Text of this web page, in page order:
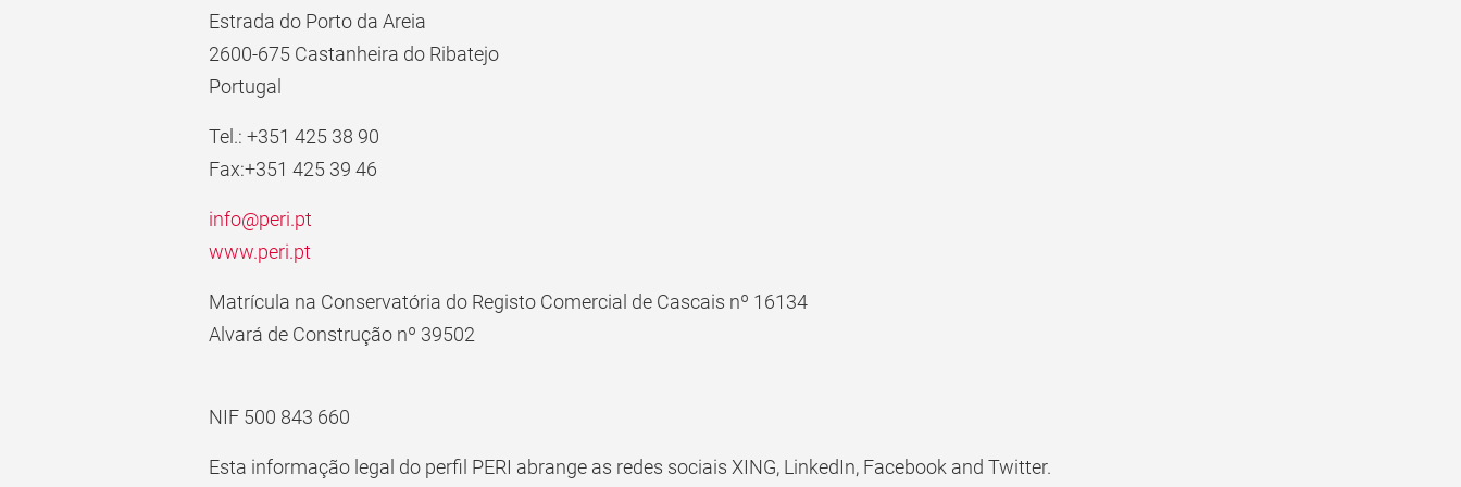
Estrada do Porto da Areia
2600-675 Castanheira do Ribatejo
Portugal
Tel.: +351 425 38 90
Fax:+351 425 39 46
info@peri.pt
www.peri.pt
Matrícula na Conservatória do Registo Comercial de Cascais nº 16134
Alvará de Construção nº 39502
NIF 500 843 660
Esta informação legal do perfil PERI abrange as redes sociais XING, LinkedIn, Facebook and Twitter.